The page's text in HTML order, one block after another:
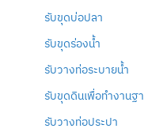
รับขุดบ่อปลา
รับขุดร่องน้ำ
รับวางท่อระบายน้ำ
รับขุดดินเพื่อทำงานฐ
รับวางท่อประปา